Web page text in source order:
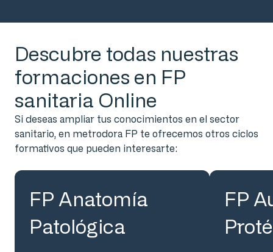
Descubre todas nuestras
formaciones en FP
sanitaria Online
Si deseas ampliar tus conocimientos en el sector
sanitario, en metrodora FP te ofrecemos otros ciclos
formativos que pueden interesarte:
FP Anatomía
Patológica
FP